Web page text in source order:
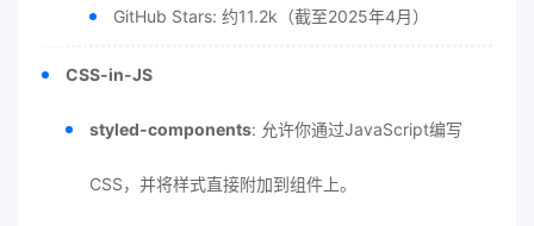
GitHub Stars: 约11.2k（截至2025年4月）
CSS-in-JS
styled-components: 允许你通过JavaScript编写
CSS，并将样式直接附加到组件上。